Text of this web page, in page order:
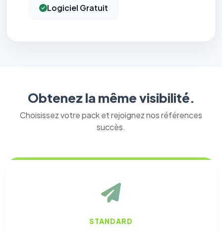
Logiciel Gratuit
Obtenez la même visibilité.
Choisissez votre pack et rejoignez nos références
succès.
STANDARD